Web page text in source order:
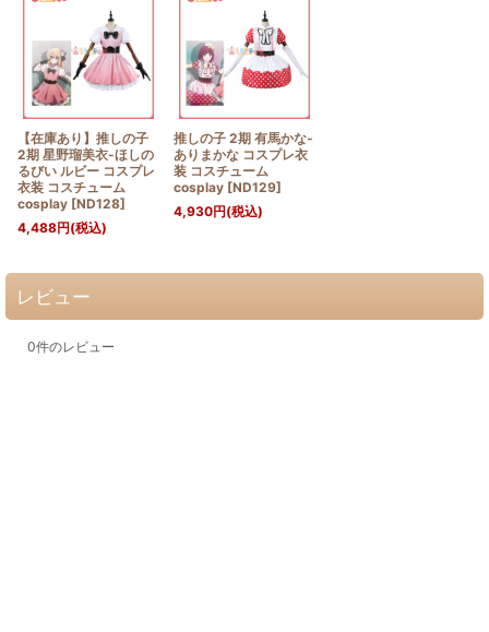
【在庫あり】推しの子
2期 星野瑠美衣-ほしの
るびい ルビー コスプレ
衣装 コスチューム
cosplay [ND128]
4,488円(税込)
推しの子 2期 有馬かな-
ありまかな コスプレ衣
装 コスチューム
cosplay [ND129]
4,930円(税込)
レビュー
0件のレビュー